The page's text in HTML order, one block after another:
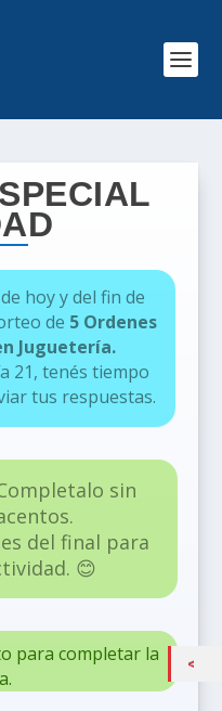
hoy y del fin de
de 5 Ordenes
Juguetería.
21, tenés tiempo
tus respuestas.
sin
del final para
😊
para completar la